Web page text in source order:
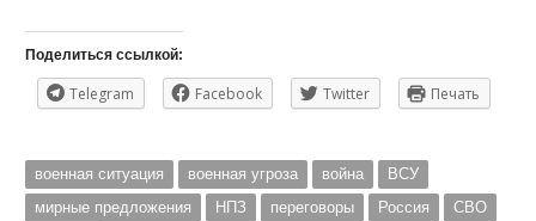
Поделиться ссылкой:
Telegram Facebook Twitter Печать
военная ситуация военная угроза война
ВСУ
мирные предложения
НПЗ переговоры Россия
СВО